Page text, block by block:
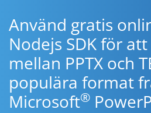
Använd gratis
Nodejs SDK för
mellan PPTX och
populära format
Microsoft®